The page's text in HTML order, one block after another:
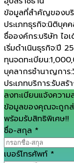
ข้อมูลที่สำคัญของบ
ประเภทธุรกิจ:นิติบุค
ชื่อองค์กร:บริษัท ไอ
เริ่มดำเนินธุรกิจ:ปี
ทุนจดทะเบียน:
บุคลากรชำนาญการ:
ประเภทบริการ:รับสร้
ลงทะเบียนแจ้งความ
ข้อมูลของคุณจะถูก
พร้อมรับสิทธิพิเศษ!!
ชื่อ-สกุล *
เบอร์โทรศัพท์ *